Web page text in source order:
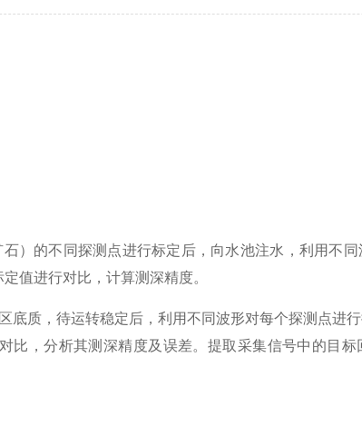
）的不同探测点进行标定后，向水池注水，利用不
值进行对比， 计算测深精度。
底质，待运转稳定后，利用不同波形对每个探测点进
比，分析其测深精度及误差。提取采集信号中的目